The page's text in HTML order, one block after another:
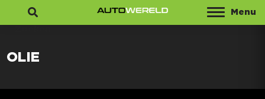
Menu
OLIE